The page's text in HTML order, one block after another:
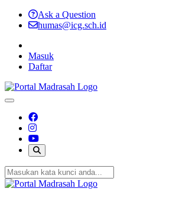
Ask a Question
humas@icg.sch.id
Masuk
Daftar